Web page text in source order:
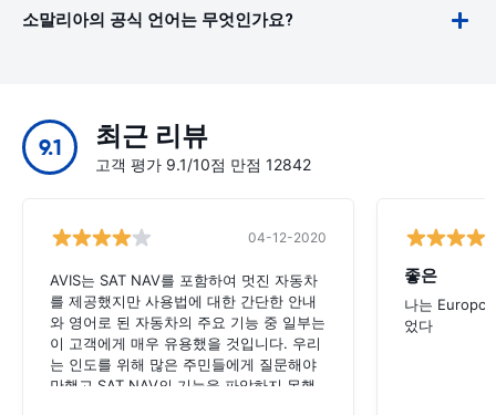
소말리아의 공식 언어는 무엇인가요?
9.1 최근 리뷰
고객 평가 9.1/10점 만점 12842
04-12-2020
AVIS는 SAT NAV를 포함하여 멋진 자동차
를 제공했지만 사용법에 대한 간단한 안내
와 영어로 된 자동차의 주요 기능 중 일부는
이 고객에게 매우 유용했을 것입니다. 우리
는 인도를 위해 많은 주민들에게 질문해야
만했고 SAT NAV의 기능을 파악하지 못했
좋은
나는
었다